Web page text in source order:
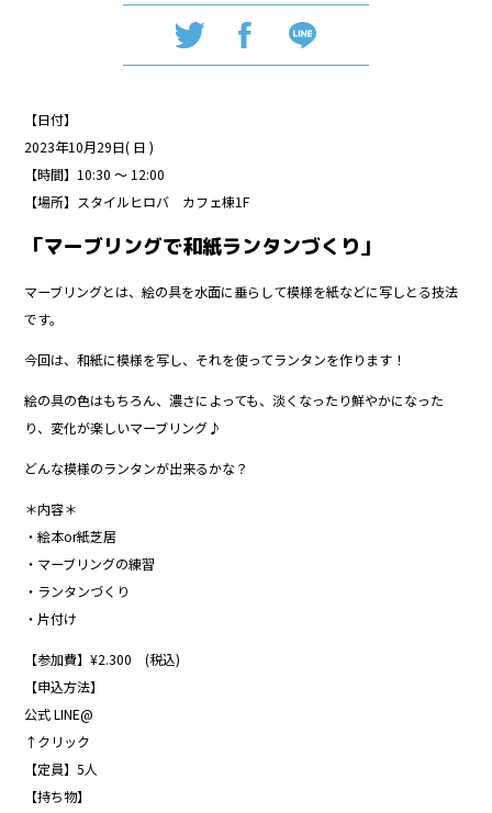
【日付】
2023年10月29日( 日 )
【時間】10:30 〜 12:00
【場所】スタイルヒロバ カフェ棟1F
「マーブリングで和紙ランタンづくり」
マーブリングとは、絵の具を水面に垂らして模様を紙などに写しとる技法
です。
今回は、和紙に模様を写し、それを使ってランタンを作ります！
絵の具の色はもちろん、濃さによっても、淡くなったり鮮やかになった
り、変化が楽しいマーブリング♪
どんな模様のランタンが出来るかな？
＊内容＊
・絵本or紙芝居
・マーブリングの練習
・ランタンづくり
・片付け
【参加費】¥2.300 (税込)
【申込方法】
公式 LINE@
↑クリック
【定員】5人
【持ち物】